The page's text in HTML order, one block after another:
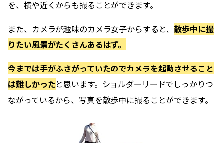
を、 横や近くからも撮ることができます。
また、カメラが趣味のカメラ女子からすると、 散歩中に撮
りたい風景がたくさんあるはず。
今までは手がふさがっていたのでカメラを起動させること
は難しかったと思います。 ショルダーリードでしっかりつ
ながっているから、写真を散歩中に撮ることができます。